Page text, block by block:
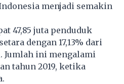
menjadi semakin
47,85 juta penduduk
dengan 17,13% dari
ini mengalami
tahun 2019, ketika